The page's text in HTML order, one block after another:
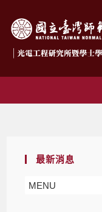
最新消息
MENU